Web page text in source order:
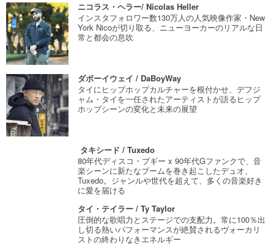
ニコラス・ヘラー/ Nicolas Heller
インスタフォロワー数130万人の人気映像作家・New
York Nicoが切り取る、ニューヨーカーのリアルな日
常と都会の息吹
ダボーイウェイ / DaBoyWay
タイにヒップホップカルチャーを根付かせ、デフジ
ャム・タイを一任されたアーティストが語るヒップ
ホップシーンの変化と未来の展望
タキシード / Tuxedo
80年代ディスコ・ブギー x 90年代Gファンクで、音
楽シーンに新たなブームを巻き起こしたデュオ、
Tuxedo。ジャンルや世代を超えて、多くの音楽好き
に愛を届ける
タイ・テイラー / Ty Taylor
圧倒的な歌唱力とステージでの支配力。常に100％出
し切る熱いパフォーマンスが絶賛されるヴォーカリ
ストの終わりなきエネルギー